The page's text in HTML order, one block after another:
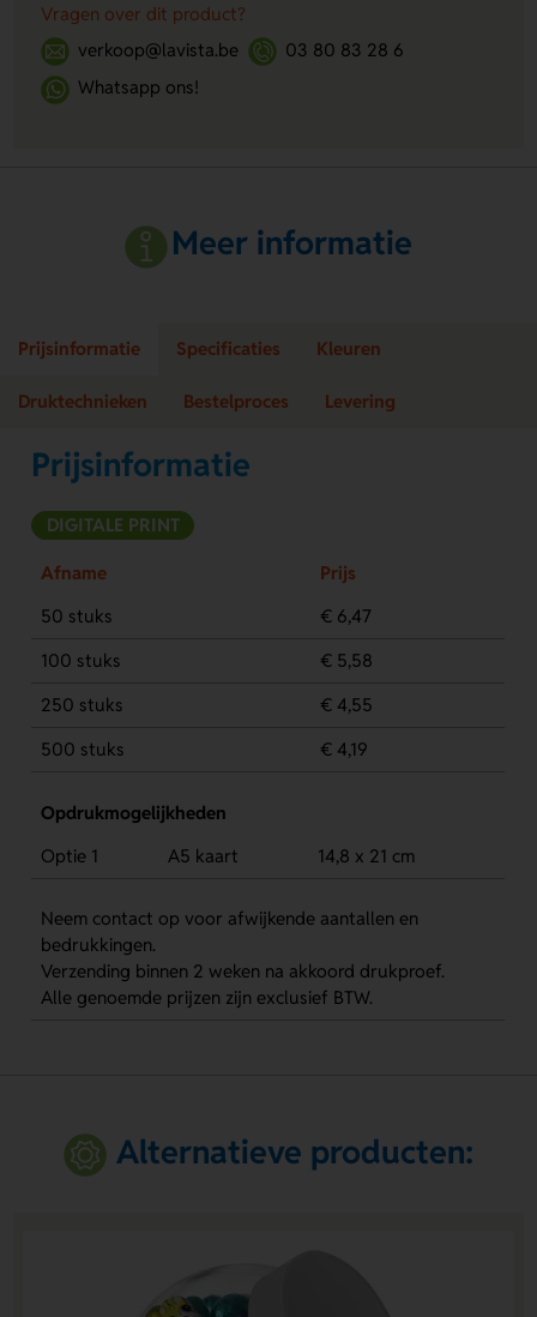
Vragen over dit product?
verkoop@lavista.be
03 80 83 28 6
Whatsapp ons!
Meer informatie
Prijsinformatie Specificaties Kleuren
Druktechnieken Bestelproces Levering
Prijsinformatie
DIGITALE PRINT
Afname
Prijs
50 stuks
€ 6,47
100 stuks
€ 5,58
250 stuks
€ 4,55
500 stuks
€ 4,19
Opdrukmogelijkheden
Optie 1
A5 kaart 14,8 x 21 cm
Neem contact op voor afwijkende aantallen en
bedrukkingen.
Verzending binnen 2 weken na akkoord drukproef.
Alle genoemde prijzen zijn exclusief BTW.
Alternatieve producten: